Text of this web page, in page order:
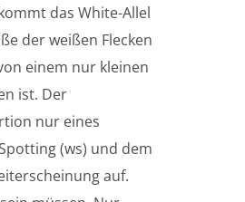
das White-Allel
der weißen Flecken
einem nur kleinen
ist. Der
nur eines
(ws) und dem
auf.